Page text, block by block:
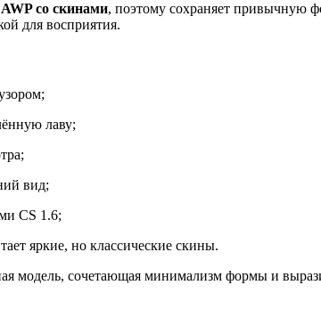
со скинами, поэтому сохраняет привычную
для восприятия.
лаву;
вид;
CS 1.6;
яркие, но классические скины.
модель, сочетающая минимализм формы и